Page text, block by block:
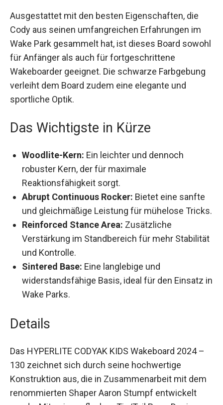
Ausgestattet mit den besten Eigenschaften, die
Cody aus seinen umfangreichen Erfahrungen im
Wake Park gesammelt hat, ist dieses Board sowohl
für Anfänger als auch für fortgeschrittene
Wakeboarder geeignet. Die schwarze Farbgebung
verleiht dem Board zudem eine elegante und
sportliche Optik.
Das Wichtigste in Kürze
Woodlite-Kern: Ein leichter und dennoch
robuster Kern, der für maximale
Reaktionsfähigkeit sorgt.
Abrupt Continuous Rocker: Bietet eine sanfte
und gleichmäßige Leistung für mühelose Tricks.
Reinforced Stance Area: Zusätzliche
Verstärkung im Standbereich für mehr Stabilität
und Kontrolle.
Sintered Base: Eine langlebige und
widerstandsfähige Basis, ideal für den Einsatz in
Wake Parks.
Details
Das HYPERLITE CODYAK KIDS Wakeboard 2024 –
130 zeichnet sich durch seine hochwertige
Konstruktion aus, die in Zusammenarbeit mit dem
renommierten Shaper Aaron Stumpf entwickelt